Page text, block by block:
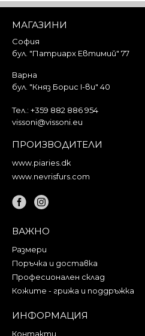
МАГАЗИНИ
София
бул. "Патриарх Евтимий" 77
Варна
бул. "Княз Борис I-ви" 40
Тел.: +359 882 886 954
vissoni@vissoni.eu
ПРОИЗВОДИТЕЛИ
www.piaries.dk
www.nevrisfurs.com
ВАЖНО
Размери
Поръчка и доставка
Професионален склад
Кожите - грижа и поддръжка
ИНФОРМАЦИЯ
Контакти